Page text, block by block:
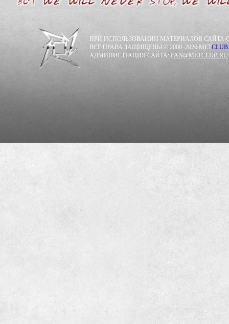
ПРИ ИСПОЛЬЗОВАНИИ МАТЕРИАЛОВ САЙТА
ВСЕ ПРАВА ЗАЩИЩЕНЫ © 2000–2026 METCLUB.
АДМИНИСТРАЦИЯ САЙТА: FAN@METCLUB.RU